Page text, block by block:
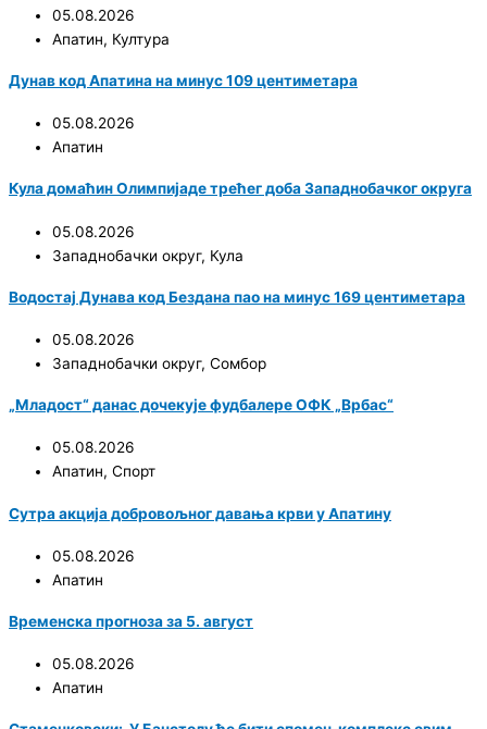
05.08.2026
Апатин, Култура
Дунав код Апатина на минус 109 центиметара
05.08.2026
Апатин
Кула домаћин Олимпијаде трећег доба Западнобачког округа
05.08.2026
Западнобачки округ, Кула
Водостај Дунава код Бездана пао на минус 169 центиметара
05.08.2026
Западнобачки округ, Сомбор
„Младост“ данас дочекује фудбалере ОФК „Врбас“
05.08.2026
Апатин, Спорт
Сутра акција добровољног давања крви у Апатину
05.08.2026
Апатин
Временска прогноза за 5. август
05.08.2026
Апатин